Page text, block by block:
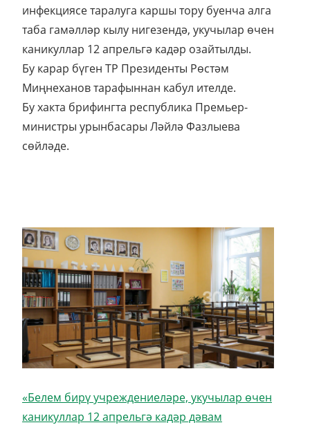
инфекциясе таралуга каршы тору буенча алга
таба гамәлләр кылу нигезендә, укучылар өчен
каникуллар 12 апрельгә кадәр озайтылды.
Бу карар бүген ТР Президенты Рөстәм
Миңнеханов тарафыннан кабул ителде.
Бу хакта брифингта республика Премьер-
министры урынбасары Ләйлә Фазлыева
сөйләде.
«Белем бирү учреждениеләре, укучылар өчен
каникуллар 12 апрельгә кадәр дәвам